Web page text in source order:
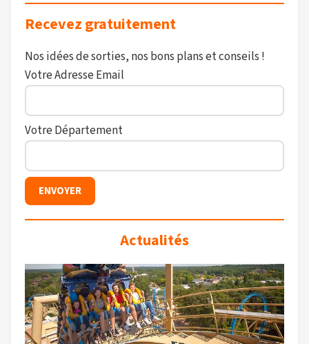
Recevez gratuitement
Nos idées de sorties, nos bons plans et conseils !
Votre Adresse Email
Votre Département
Actualités